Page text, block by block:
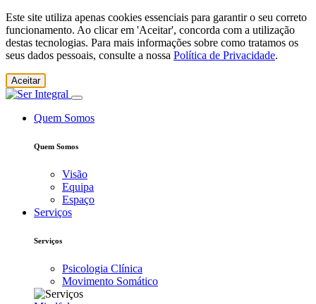
Este site utiliza apenas cookies essenciais para garantir o seu correto
funcionamento. Ao clicar em 'Aceitar', concorda com a utilização
destas tecnologias. Para mais informações sobre como tratamos os
seus dados pessoais, consulte a nossa Política de Privacidade.
Aceitar
Quem Somos
Quem Somos
Visão
Equipa
Espaço
Serviços
Serviços
Psicologia Clínica
Movimento Somático